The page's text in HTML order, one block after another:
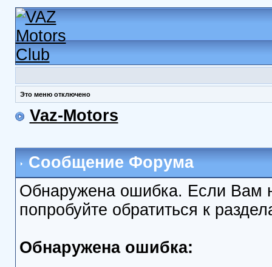
Это меню отключено
Vaz-Motors
Сообщение Форума
Обнаружена ошибка. Если Вам
попробуйте обратиться к
Обнаружена ошибка: